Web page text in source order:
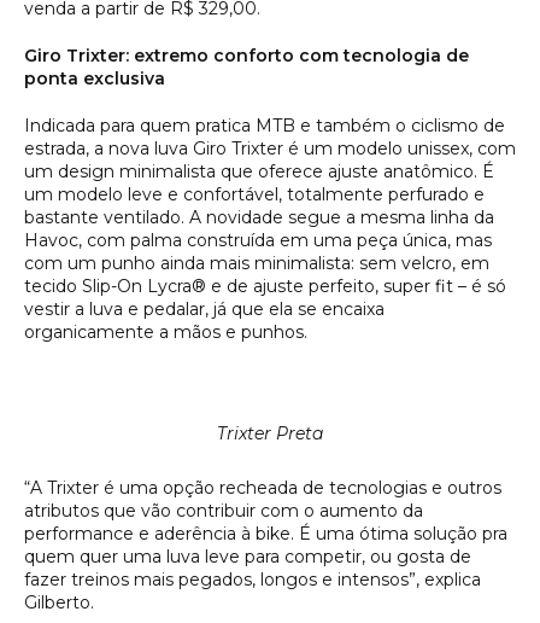
venda a partir de R$ 329,00.
Giro Trixter: extremo conforto com tecnologia de
ponta exclusiva
Indicada para quem pratica MTB e também o ciclismo de
estrada, a nova luva Giro Trixter é um modelo unissex, com
um design minimalista que oferece ajuste anatômico. É
um modelo leve e confortável, totalmente perfurado e
bastante ventilado. A novidade segue a mesma linha da
Havoc, com palma construída em uma peça única, mas
com um punho ainda mais minimalista: sem velcro, em
tecido Slip-On Lycra® e de ajuste perfeito, super fit – é só
vestir a luva e pedalar, já que ela se encaixa
organicamente a mãos e punhos.
Trixter Preta
“A Trixter é uma opção recheada de tecnologias e outros
atributos que vão contribuir com o aumento da
performance e aderência à bike. É uma ótima solução pra
quem quer uma luva leve para competir, ou gosta de
fazer treinos mais pegados, longos e intensos”, explica
Gilberto.